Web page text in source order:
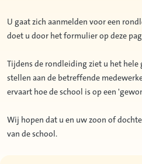
U gaat zich aanmelden voor een
doet u door het formulier op deze
Tijdens de rondleiding ziet u het hele
stellen aan de betreffende
ervaart hoe de school is op een
Wij hopen dat u en uw zoon of
van de school.